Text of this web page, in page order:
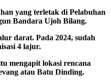
yang terletak di Pelabuhan
Bandara Ujoh Bilang.
darat. Pada 2024, sudah
4 lajur.
mengapit lokasi rencana
atau Batu Dinding.